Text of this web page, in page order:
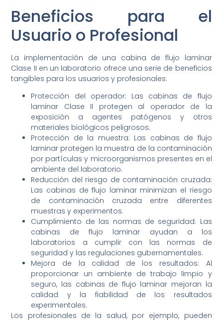
Beneficios para el
Usuario o Profesional
La implementación de una cabina de flujo laminar
Clase II en un laboratorio ofrece una serie de beneficios
tangibles para los usuarios y profesionales:
Protección del operador: Las cabinas de flujo
laminar Clase II protegen al operador de la
exposición a agentes patógenos y otros
materiales biológicos peligrosos.
Protección de la muestra: Las cabinas de flujo
laminar protegen la muestra de la contaminación
por partículas y microorganismos presentes en el
ambiente del laboratorio.
Reducción del riesgo de contaminación cruzada:
Las cabinas de flujo laminar minimizan el riesgo
de contaminación cruzada entre diferentes
muestras y experimentos.
Cumplimiento de las normas de seguridad: Las
cabinas de flujo laminar ayudan a los
laboratorios a cumplir con las normas de
seguridad y las regulaciones gubernamentales.
Mejora de la calidad de los resultados: Al
proporcionar un ambiente de trabajo limpio y
seguro, las cabinas de flujo laminar mejoran la
calidad y la fiabilidad de los resultados
experimentales.
Los profesionales de la salud, por ejemplo, pueden